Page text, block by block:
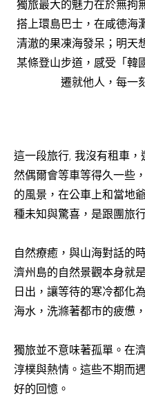
獨旅最大的魅力在於無拘
搭上環島巴士，在咸德海
清澈的果凍海發呆；明天
某條登山步道，感受「韓
遷就他人，每一
這一段旅行, 我沒有租車
然偶爾會等車等得久一些
的風景，在公車上和當地
種未知與驚喜，是跟團旅
自然療癒，與山海對話的
濟州島的自然景觀本身就
日出，讓等待的寒冷都化
海水，洗滌著都市的疲憊
獨旅並不意味著孤單。在
淳樸與熱情。這些不期而
好的回憶。